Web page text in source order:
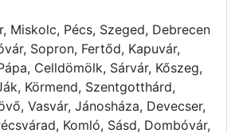
Miskolc, Pécs, Szeged, Debrecen
Sopron, Fertőd, Kapuvár,
Celldömölk, Sárvár, Kőszeg,
Körmend, Szentgotthárd,
Vasvár, Jánosháza, Devecser,
Komló, Sásd, Dombóvár,